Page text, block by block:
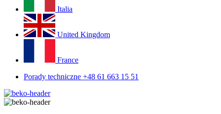
Italia
United Kingdom
France
Porady techniczne +48 61 663 15 51